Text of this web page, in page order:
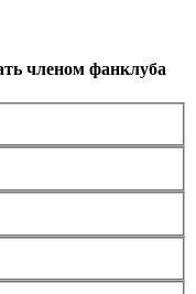
членом фанклуба